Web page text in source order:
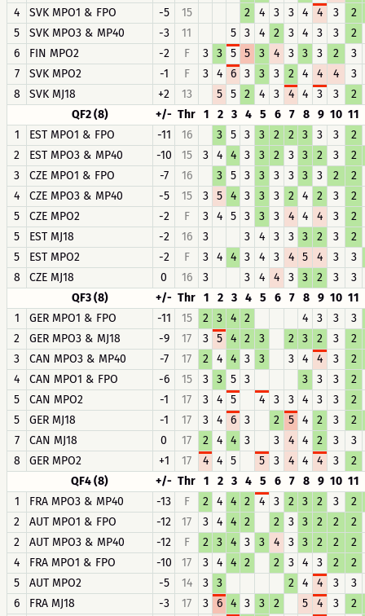
4
SVK MPO1 & FPO -5 15 2 4 3 3 4 4 3
2
5
SVK MPO3 & MP40 -3 11 5 3 4 2 3 4 3 3
2
6
FIN MPO2 -2 F 3 3 5 5 3 4 3 3 3 2
3
7
SVK MPO2 -1 F 3 4 6 3 3 3 2 4 4 4
3
8
SVK MJ18 +2 13 5 5 2 4 3 4 4 3 3
2
QF2 (8)
+/- Thr 1 2 3 4 5 6 7 8 9 10 11
1
EST MPO1 & FPO -11 16 3 5 3 3 2 2 3 3 3
2
2
EST MPO3 & MP40 -10 15 3 4 4 3 3 2 3 3 2 3
2
3
CZE MPO1 & FPO -7 16 3 5 3 3 3 3 3 3 2
2
4
CZE MPO3 & MP40 -5 15 3 5 4 3 3 3 2 4 2 3
2
5
CZE MPO2 -2 F 3 4 5 3 3 3 4 4 4 3
2
5
EST MJ18 -2 16 3 3 4 3 3 3 2 3
2
5
EST MPO2 -2 F 3 4 4 3 4 3 4 5 4 3
3
8
CZE MJ18 0 16 3 3 4 4 3 3 2 3
3
QF3 (8)
+/- Thr 1 2 3 4 5 6 7 8 9 10 11
1
GER MPO1 & FPO -11 15 2 3 4 2 4 3 3
3
2
GER MPO3 & MJ18 -9 17 3 5 4 2 3 2 3 2 3
2
3
CAN MPO3 & MP40 -7 17 2 4 4 3 3 3 4 4 3
2
4
CAN MPO1 & FPO -6 15 3 3 5 3 3 3 3
2
5
CAN MPO2 -1 17 3 4 5 4 3 3 4 3 3
2
5
GER MJ18 -1 17 3 4 6 3 2 5 4 2 3
2
7
CAN MJ18 0 17 2 4 4 3 3 4 4 2 3
3
8
GER MPO2 +1 17 4 4 5 5 3 4 4 4 3
2
QF4 (8)
+/- Thr 1 2 3 4 5 6 7 8 9 10 11
1
FRA MPO3 & MP40 -13 F 2 4 4 2 4 3 2 3 2 3
2
2
AUT MPO1 & FPO -12 17 3 4 4 2 2 3 3 2 2
2
2
AUT MPO3 & MP40 -12 F 2 3 4 3 3 4 3 3 2 2
2
4
FRA MPO1 & FPO -10 17 3 4 4 2 2 3 4 3 2
2
5
AUT MPO2 -5 14 3 3 2 4 4 3
3
6
FRA MJ18 -3 17 3 6 4 3 3 2 5 4 3
2